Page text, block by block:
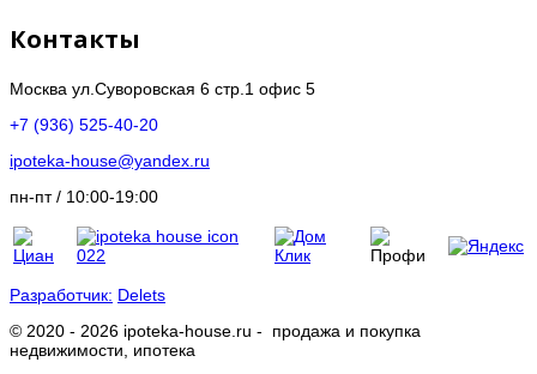
Контакты
Москва ул.Суворовская 6 стр.1 офис 5
+7 (936) 525-40-20
ipoteka-house@yandex.ru
пн-пт / 10:00-19:00
Разработчик: Delets
© 2020 - 2026 ipoteka-house.ru - продажа и покупка
недвижимости, ипотека